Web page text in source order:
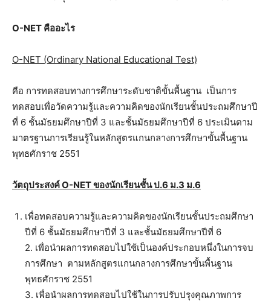
O-NET คืออะไร
O-NET (Ordinary National Educational Test)
คือ การทดสอบทางการศึกษาระดับชาติขั้นพื้นฐาน เป็นการ
ทดสอบเพื่อวัดความรู้และความคิดของนักเรียนชั้นประถมศึกษาปี
ที่ 6 ชั้นมัธยมศึกษาปีที่ 3 และชั้นมัธยมศึกษาปีที่ 6 ประเมินตาม
มาตรฐานการเรียนรู้ในหลักสูตรแกนกลางการศึกษาขั้นพื้นฐาน
พุทธศักราช 2551
วัตถุประสงค์ O-NET ของนักเรียนชั้น ป.6 ม.3 ม.6
เพื่อทดสอบความรู้และความคิดของนักเรียนชั้นประถมศึกษา
ปีที่ 6 ชั้นมัธยมศึกษาปีที่ 3 และชั้นมัธยมศึกษาปีที่ 6
2. เพื่อนำผลการทดสอบไปใช้เป็นองค์ประกอบหนึ่งในการจบ
การศึกษา ตามหลักสูตรแกนกลางการศึกษาขั้นพื้นฐาน
พุทธศักราช 2551
3. เพื่อนำผลการทดสอบไปใช้ในการปรับปรุงคุณภาพการ